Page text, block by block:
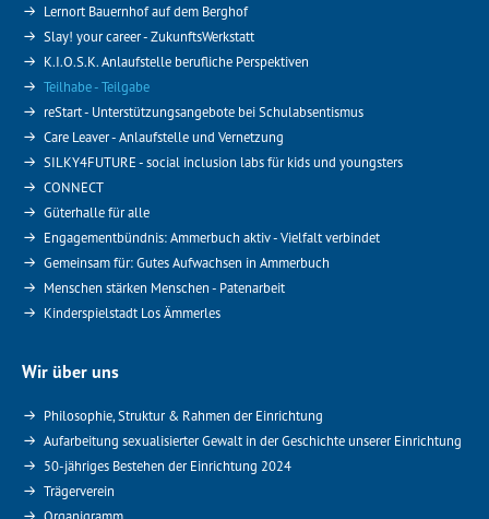
Lernort Bauernhof auf dem Berghof
Slay! your career - ZukunftsWerkstatt
K.I.O.S.K. Anlaufstelle berufliche Perspektiven
Teilhabe - Teilgabe
reStart - Unterstützungsangebote bei Schulabsentismus
Care Leaver - Anlaufstelle und Vernetzung
SILKY4FUTURE - social inclusion labs für kids und youngsters
CONNECT
Güterhalle für alle
Engagementbündnis: Ammerbuch aktiv - Vielfalt verbindet
Gemeinsam für: Gutes Aufwachsen in Ammerbuch
Menschen stärken Menschen - Patenarbeit
Kinderspielstadt Los Ämmerles
Wir über uns
Philosophie, Struktur & Rahmen der Einrichtung
Aufarbeitung sexualisierter Gewalt in der Geschichte unserer Einrichtung
50-jähriges Bestehen der Einrichtung 2024
Trägerverein
Organigramm